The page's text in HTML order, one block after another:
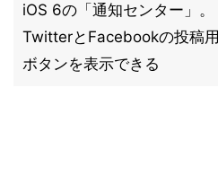
iOS 6の「通知センター」。
TwitterとFacebookの投稿用
ボタンを表示できる